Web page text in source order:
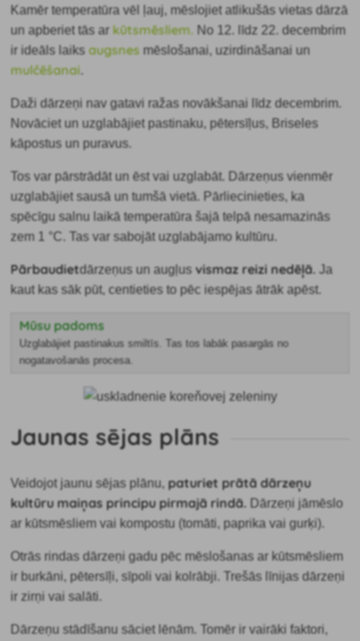
Kamēr temperatūra vēl ļauj, mēslojiet atlikušās vietas dārzā
un apberiet tās ar kūtsmēsliem. No 12. līdz 22. decembrim
ir ideāls laiks augsnes mēslošanai, uzirdināšanai un
mulčēšanai.
Daži dārzeņi nav gatavi ražas novākšanai līdz decembrim.
Novāciet un uzglabājiet pastinaku, pētersīļus, Briseles
kāpostus un puravus.
Tos var pārstrādāt un ēst vai uzglabāt. Dārzeņus vienmēr
uzglabājiet sausā un tumšā vietā. Pārliecinieties, ka
spēcīgu salnu laikā temperatūra šajā telpā nesamazinās
zem 1 °C. Tas var sabojāt uzglabājamo kultūru.
Pārbaudietdārzeņus un augļus vismaz reizi nedēļā. Ja
kaut kas sāk pūt, centieties to pēc iespējas ātrāk apēst.
Mūsu padoms
Uzglabājiet pastinakus smiltīs. Tas tos labāk pasargās no
nogatavošanās procesa.
Jaunas sējas plāns
Veidojot jaunu sējas plānu,paturiet prātā dārzeņu
kultūru maiņas principu pirmajā rindā. Dārzeņi jāmēslo
ar kūtsmēsliem vai kompostu (tomāti, paprika vai gurķi).
Otrās rindas dārzeņi gadu pēc mēslošanas ar kūtsmēsliem
ir burkāni, pētersīļi, sīpoli vai kolrābji. Trešās līnijas dārzeņi
ir zirņi vai salāti.
Dārzeņu stādīšanu sāciet lēnām. Tomēr ir vairāki faktori,